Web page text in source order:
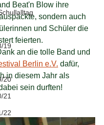
19
20
21
22
Beat'n Blow ihre
sondern auch
und Schüler die
feierten.
an die tolle Band und
Berlin e.V. dafür,
in diesem Jahr als
sein durften!